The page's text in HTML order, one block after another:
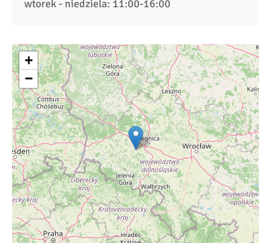
wtorek - niedziela: 11:00-16:00
+
−